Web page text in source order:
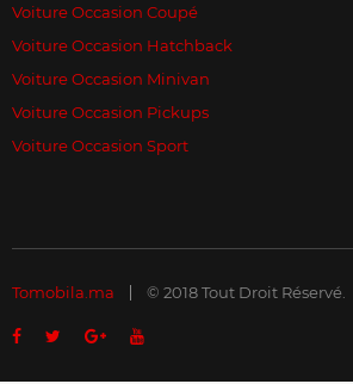
Voiture Occasion Coupé
Voiture Occasion Hatchback
Voiture Occasion Minivan
Voiture Occasion Pickups
Voiture Occasion Sport
Tomobila.ma © 2018 Tout Droit Réservé.